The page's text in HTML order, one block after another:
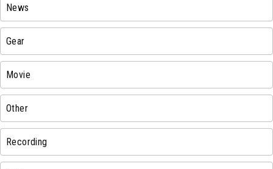
News
Gear
Movie
Other
Recording